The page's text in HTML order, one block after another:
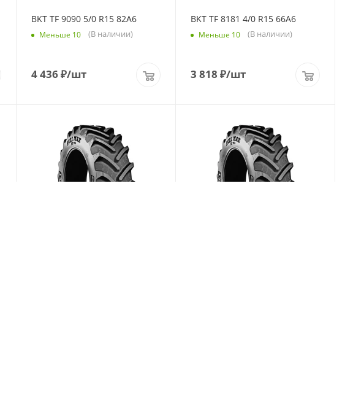
BKT TF 9090 5/0 R15 82A6
Меньше 10 (В наличии)
4 436 ₽/шт
BKT TF 8181 4/0 R15 66A6
Меньше 10 (В наличии)
3 818 ₽/шт